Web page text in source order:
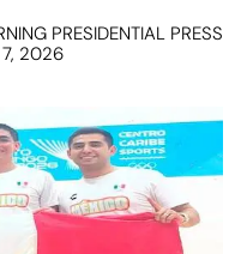
PRESIDENTIAL PRESS
7, 2026